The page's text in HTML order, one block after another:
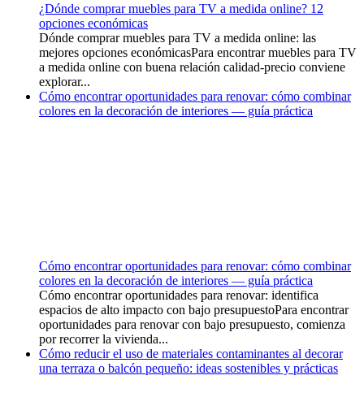
¿Dónde comprar muebles para TV a medida online? 12
opciones económicas
Dónde comprar muebles para TV a medida online: las
mejores opciones económicasPara encontrar muebles para TV
a medida online con buena relación calidad-precio conviene
explorar...
Cómo encontrar oportunidades para renovar: cómo combinar
colores en la decoración de interiores — guía práctica
Cómo encontrar oportunidades para renovar: cómo combinar
colores en la decoración de interiores — guía práctica
Cómo encontrar oportunidades para renovar: identifica
espacios de alto impacto con bajo presupuestoPara encontrar
oportunidades para renovar con bajo presupuesto, comienza
por recorrer la vivienda...
Cómo reducir el uso de materiales contaminantes al decorar
una terraza o balcón pequeño: ideas sostenibles y prácticas